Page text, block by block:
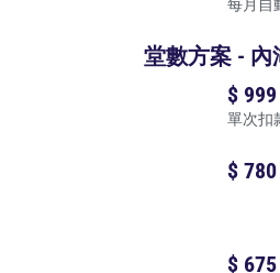
每月自
堂數方案 - 內
$
單次扣
$
$